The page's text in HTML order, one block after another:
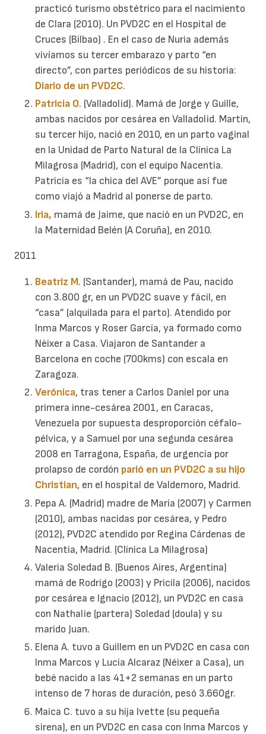
practicó turismo obstétrico para el nacimiento
de Clara (2010). Un PVD2C en el Hospital de
Cruces (Bilbao) . En el caso de Nuria además
vivíamos su tercer embarazo y parto “en
directo”, con partes periódicos de su historia:
Diario de un PVD2C.
Patricia O. (Valladolid). Mamá de Jorge y Guille,
ambas nacidos por cesárea en Valladolid. Martín,
su tercer hijo, nació en 2010, en un parto vaginal
en la Unidad de Parto Natural de la Clínica La
Milagrosa (Madrid), con el equipo Nacentia.
Patricia es “la chica del AVE” porque así fue
como viajó a Madrid al ponerse de parto.
Iria, mamá de Jaime, que nació en un PVD2C, en
la Maternidad Belén (A Coruña), en 2010.
2011
Beatríz M. (Santander), mamá de Pau, nacido
con 3.800 gr, en un PVD2C suave y fácil, en
“casa” (alquilada para el parto). Atendido por
Inma Marcos y Roser García, ya formado como
Nèixer a Casa. Viajaron de Santander a
Barcelona en coche (700kms) con escala en
Zaragoza.
Verónica, tras tener a Carlos Daniel por una
primera inne-cesárea 2001, en Caracas,
Venezuela por supuesta desproporción céfalo-
pélvica, y a Samuel por una segunda cesárea
2008 en Tarragona, España, de urgencia por
prolapso de cordón parió en un PVD2C a su hijo
Christian, en el hospital de Valdemoro, Madrid.
Pepa A. (Madrid) madre de María (2007) y Carmen
(2010), ambas nacidas por cesárea, y Pedro
(2012), PVD2C atendido por Regina Cárdenas de
Nacentia, Madrid. (Clínica La Milagrosa)
Valeria Soledad B. (Buenos Aires, Argentina)
mamá de Rodrigo (2003) y Pricila (2006), nacidos
por cesárea e Ignacio (2012), un PVD2C en casa
con Nathalie (partera) Soledad (doula) y su
marido Juan.
Elena A. tuvo a Guillem en un PVD2C en casa con
Inma Marcos y Lucía Alcaraz (Néixer a Casa), un
bebé nacido a las 41+2 semanas en un parto
intenso de 7 horas de duración, pesó 3.660gr.
Maica C. tuvo a su hija Ivette (su pequeña
sirena), en un PVD2C en casa con Inma Marcos y